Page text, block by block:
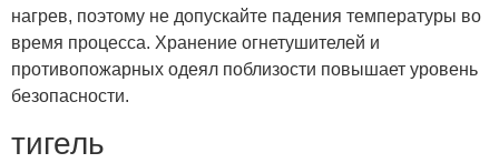
нагрев, поэтому не допускайте падения температуры во
время процесса. Хранение огнетушителей и
противопожарных одеял поблизости повышает уровень
безопасности.
тигель